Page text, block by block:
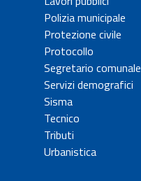
Polizia municipale
Protezione civile
Protocollo
Segretario comunale
Servizi demografici
Sisma
Tecnico
Tributi
Urbanistica